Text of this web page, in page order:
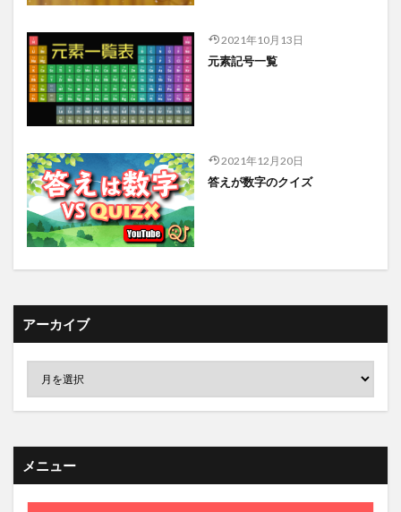
2021年10月13日
元素記号一覧
2021年12月20日
答えが数字のクイズ
アーカイブ
メニュー